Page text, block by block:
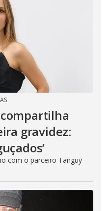
gravidez:
com o parceiro Tanguy